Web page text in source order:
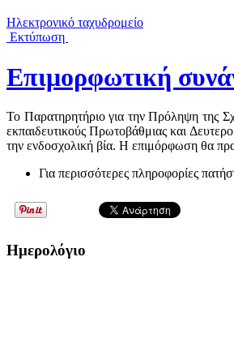
Ηλεκτρονικό ταχυδρομείο
Εκτύπωση
Επιμορφωτική
Το Παρατηρητήριο για την Πρόληψη της
εκπαιδευτικούς Πρωτοβάθμιας και
την ενδοσχολική βία. Η επιμόρφωση θα
Για περισσότερες πληροφορίες
Ημερολόγιο